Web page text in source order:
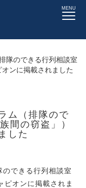
MENU
隊のできる行列相談室
ンに掲載されました
ム（排隊ので
間の窃盗」）
した
できる行列相談室
ピオンに掲載されま